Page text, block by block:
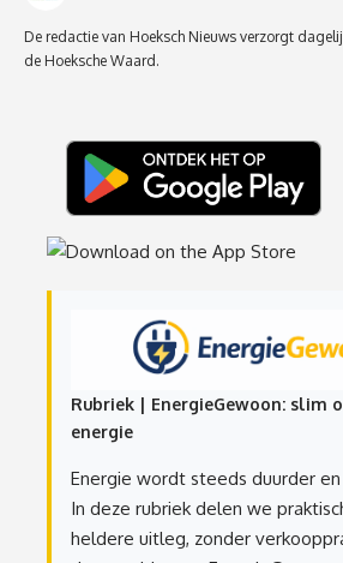
De redactie van Hoeksch Nieuws verzorgt
de Hoeksche Waard.
Rubriek | EnergieGewoon: slim
energie
Energie wordt steeds duurder
In deze rubriek delen we
heldere uitleg, zonder